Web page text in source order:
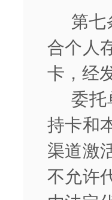
第七
合个人
卡，经
委托
持卡和
渠道激
不允许